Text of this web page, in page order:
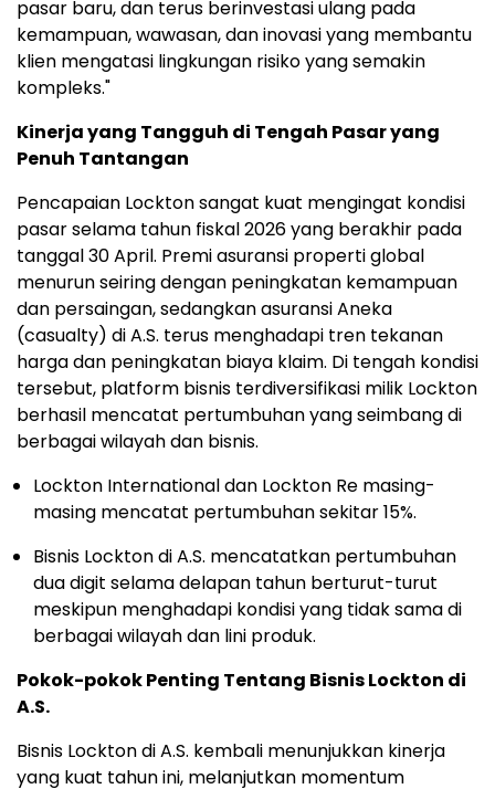
pasar baru, dan terus berinvestasi ulang pada
kemampuan, wawasan, dan inovasi yang membantu
klien mengatasi lingkungan risiko yang semakin
kompleks."
Kinerja yang Tangguh di Tengah Pasar yang
Penuh Tantangan
Pencapaian Lockton sangat kuat mengingat kondisi
pasar selama tahun fiskal 2026 yang berakhir pada
tanggal 30 April. Premi asuransi properti global
menurun seiring dengan peningkatan kemampuan
dan persaingan, sedangkan asuransi Aneka
(casualty) di A.S. terus menghadapi tren tekanan
harga dan peningkatan biaya klaim. Di tengah kondisi
tersebut, platform bisnis terdiversifikasi milik Lockton
berhasil mencatat pertumbuhan yang seimbang di
berbagai wilayah dan bisnis.
Lockton International dan Lockton Re masing-
masing mencatat pertumbuhan sekitar 15%.
Bisnis Lockton di A.S. mencatatkan pertumbuhan
dua digit selama delapan tahun berturut-turut
meskipun menghadapi kondisi yang tidak sama di
berbagai wilayah dan lini produk.
Pokok-pokok Penting Tentang Bisnis Lockton di
A.S.
Bisnis Lockton di A.S. kembali menunjukkan kinerja
yang kuat tahun ini, melanjutkan momentum